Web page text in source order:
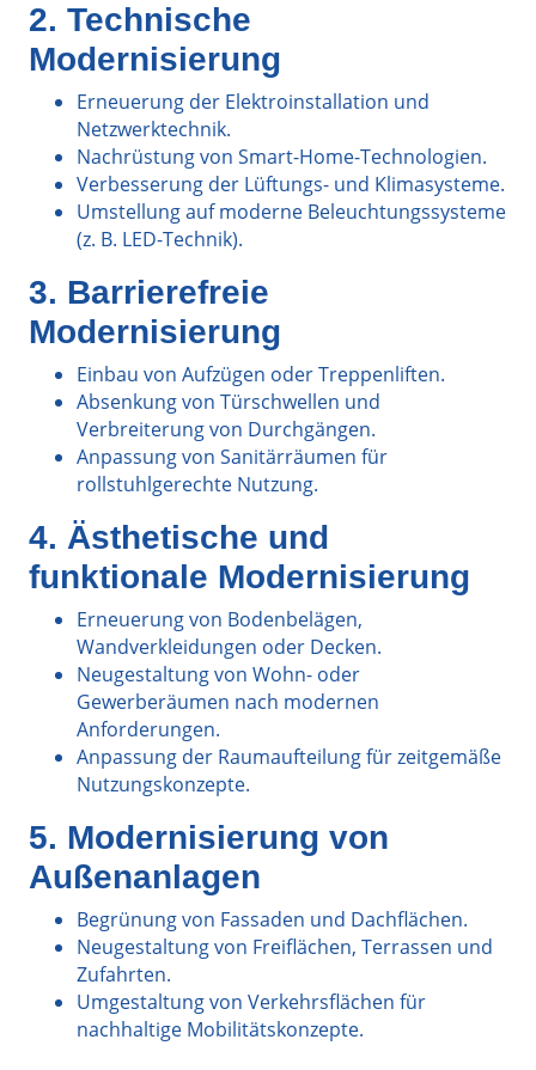
2. Technische
Modernisierung
Erneuerung der Elektroinstallation und
Netzwerktechnik.
Nachrüstung von Smart-Home-Technologien.
Verbesserung der Lüftungs- und Klimasysteme.
Umstellung auf moderne Beleuchtungssysteme
(z. B. LED-Technik).
3. Barrierefreie
Modernisierung
Einbau von Aufzügen oder Treppenliften.
Absenkung von Türschwellen und
Verbreiterung von Durchgängen.
Anpassung von Sanitärräumen für
rollstuhlgerechte Nutzung.
4. Ästhetische und
funktionale Modernisierung
Erneuerung von Bodenbelägen,
Wandverkleidungen oder Decken.
Neugestaltung von Wohn- oder
Gewerberäumen nach modernen
Anforderungen.
Anpassung der Raumaufteilung für zeitgemäße
Nutzungskonzepte.
5. Modernisierung von
Außenanlagen
Begrünung von Fassaden und Dachflächen.
Neugestaltung von Freiflächen, Terrassen und
Zufahrten.
Umgestaltung von Verkehrsflächen für
nachhaltige Mobilitätskonzepte.